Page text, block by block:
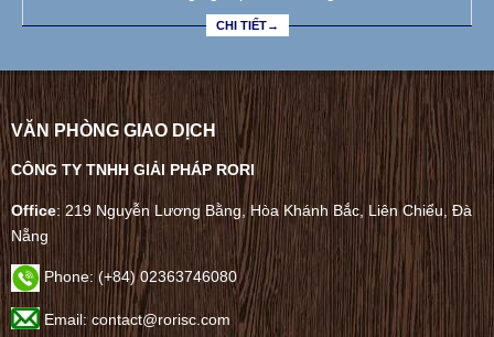
CHI TIẾT→
VĂN PHÒNG GIAO DỊCH
CÔNG TY TNHH GIẢI PHÁP RORI
Office: 219 Nguyễn Lương Bằng, Hòa Khánh Bắc, Liên Chiểu, Đà
Nẵng
Phone:(+84) 02363746080
Email: contact@rorisc.com